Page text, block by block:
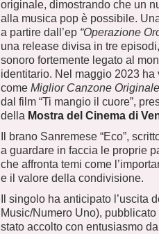
originale, dimostrando che un
alla musica pop è possibile.
a partire dall’ep “Operazione
una release divisa in tre
sonoro fortemente legato al
identitario. Nel maggio 2023
come Miglior Canzone Originale
dal film “Ti mangio il cuore”,
della Mostra del Cinema di
Il brano Sanremese “Eco”,
a guardare in faccia le proprie
che affronta temi come
e il valore della condivisione.
Il singolo ha anticipato l’uscita
Music/Numero Uno),
stato accolto con entusiasmo